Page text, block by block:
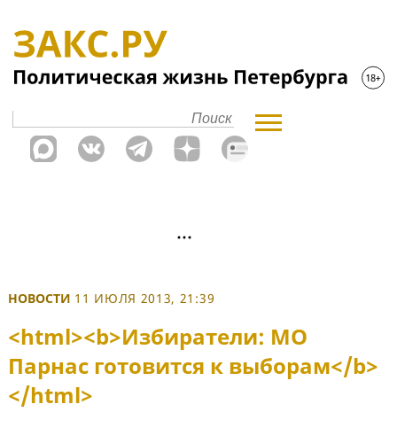
НОВОСТИ 11 ИЮЛЯ 2013, 21:39
<html><b>Избиратели: МО
Парнас готовится к выборам</b>
</html>